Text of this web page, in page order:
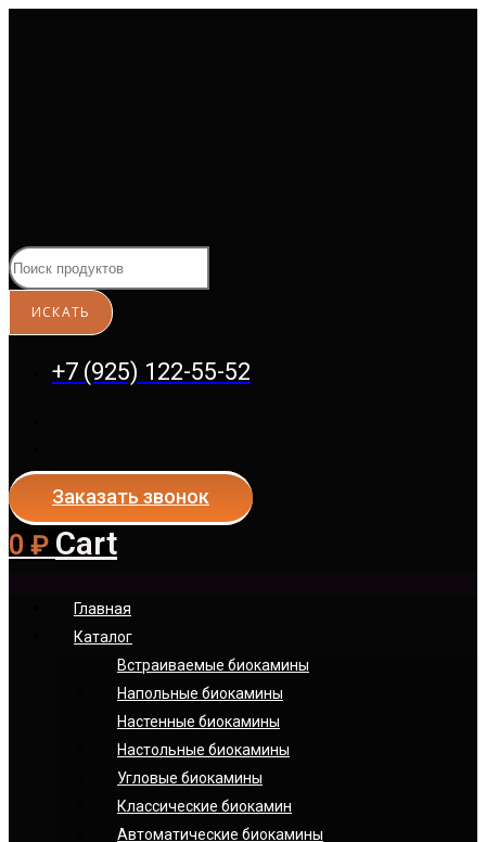
+7 (925) 122-55-52
Заказать звонок
0 ₽ Cart
Главная
Каталог
Встраиваемые биокамины
Напольные биокамины
Настенные биокамины
Настoльные биокамины
Угловые биокамины
Классические биокамин
Автоматические биокамины